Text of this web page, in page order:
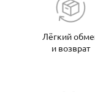
Лёгкий
и возврат